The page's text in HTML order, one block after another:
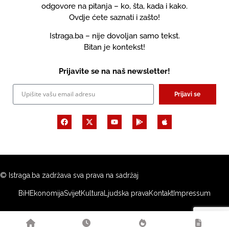
odgovore na pitanja – ko, šta, kada i kako.
Ovdje ćete saznati i zašto!
Istraga.ba – nije dovoljan samo tekst.
Bitan je kontekst!
Prijavite se na naš newsletter!
Prijavi se
© Istraga.ba zadržava sva prava na sadržaj
BiH EkonomijaSvijetKulturaLjudska pravaKontakt Impressum